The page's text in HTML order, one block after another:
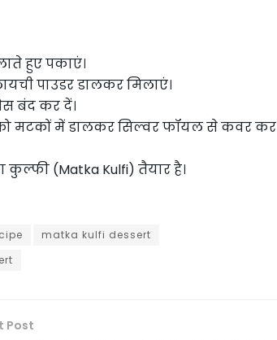
हुए पकाएं।
पाउडर डालकर मिलाएं।
बंद कर दें।
को मटकों में डालकर सिल्वर फॉयल से कवर कर
(Matka Kulfi) तैयार है।
matka kulfi dessert
Post